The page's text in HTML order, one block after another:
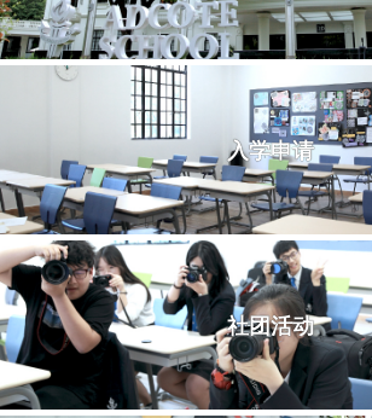
入学申请
社团活动